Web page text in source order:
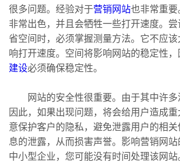
很多问题。经验对于营销网站也非常重
非常出色，并且会牺牲一些打开速度。
省空间时，必须掌握测量方法。它不应
响打开速度。空间将影响网站的稳定性，
建设必须确保稳定性。
网站的安全性很重要。由于其中许多
因此，如果出现问题，将会给用户造成
意保护客户的隐私，避免泄露用户的相
息的泄露，从而损害声誉。影响营销网
中小型企业，您可能没有时间处理该网